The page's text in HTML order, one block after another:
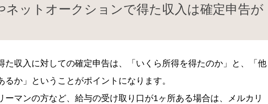
ネットオークションで得た収入は確定申告が
た収入に対しての確定申告は、「いくら所得を得たのか」と、「他
るか」ということがポイントになります。
ーマンの方など、給与の受け取り口が1ヶ所ある場合は、メルカリ